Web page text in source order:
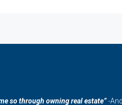
so through owning real estate”-